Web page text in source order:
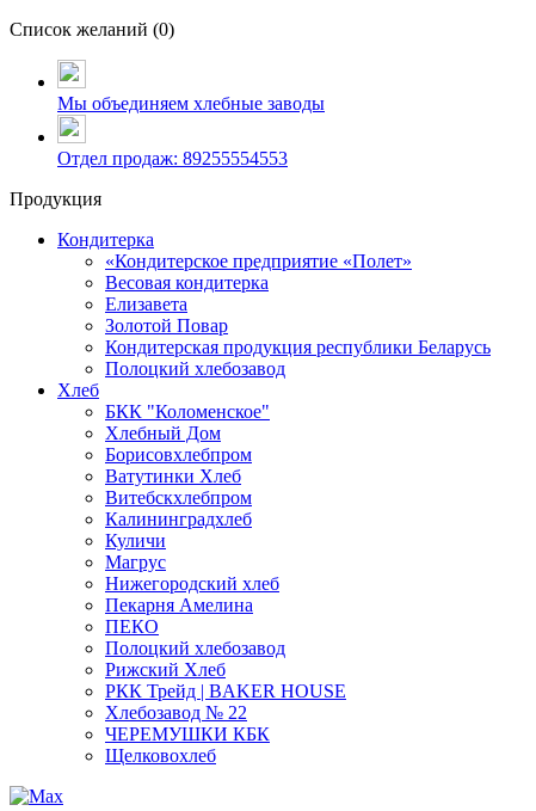
Список желаний (0)
Мы объединяем хлебные заводы
Отдел продаж: 89255554553
Продукция
Кондитерка
«Кондитерское предприятие «Полет»
Весовая кондитерка
Елизавета
Золотой Повар
Кондитерская продукция республики Беларусь
Полоцкий хлебозавод
Хлеб
БКК "Коломенское"
Хлебный Дом
Борисовхлебпром
Ватутинки Хлеб
Витебскхлебпром
Калининградхлеб
Куличи
Магрус
Нижегородский хлеб
Пекарня Амелина
ПЕКО
Полоцкий хлебозавод
Рижский Хлеб
РКК Трейд | BAKER HOUSE
Хлебозавод № 22
ЧЕРЕМУШКИ КБК
Щелковохлеб